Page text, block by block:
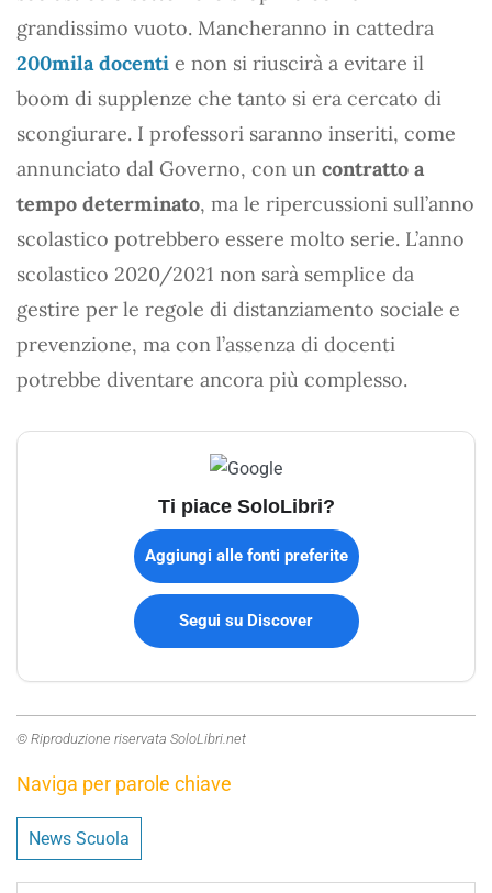
grandissimo vuoto. Mancheranno in cattedra
200mila docenti e non si riuscirà a evitare il
boom di supplenze che tanto si era cercato di
scongiurare. I professori saranno inseriti, come
annunciato dal Governo, con un contratto a
tempo determinato, ma le ripercussioni sull’anno
scolastico potrebbero essere molto serie. L’anno
scolastico 2020/2021 non sarà semplice da
gestire per le regole di distanziamento sociale e
prevenzione, ma con l’assenza di docenti
potrebbe diventare ancora più complesso.
Ti piace SoloLibri?
Aggiungi alle fonti preferite
Segui su Discover
© Riproduzione riservata SoloLibri.net
Naviga per parole chiave
News Scuola